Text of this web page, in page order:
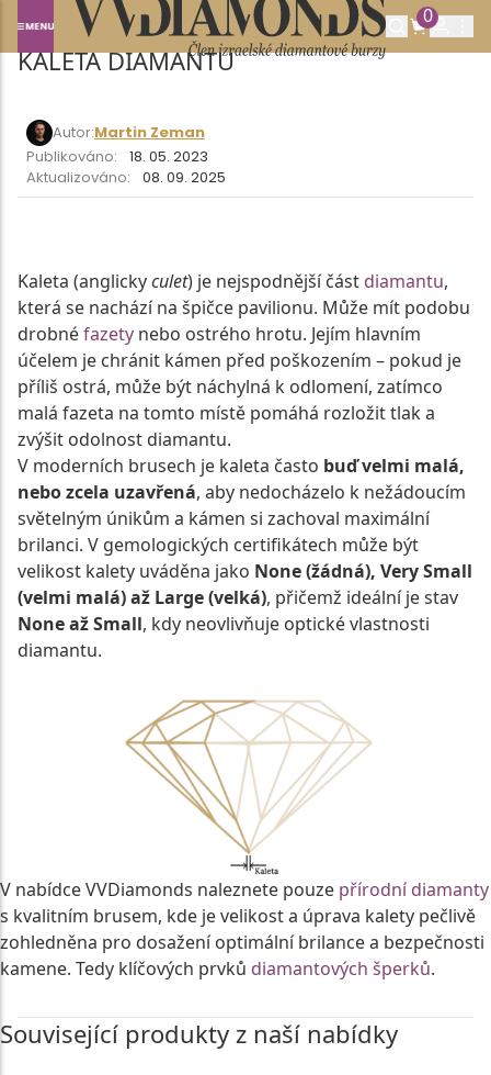
0
Domů SLOVNÍK POJMŮ KALETA DIAMANTU
KALETA DIAMANTU
Autor:Martin Zeman
Publikováno:
18. 05. 2023
Aktualizováno:
08. 09. 2025
Kaleta (anglickyculet) je nejspodnější část diamantu,
která se nachází na špičce pavilionu. Může mít podobu
drobnéfazety nebo ostrého hrotu. Jejím hlavním
účelem je chránit kámen před poškozením – pokud je
příliš ostrá, může být náchylná k odlomení, zatímco
malá fazeta na tomto místě pomáhá rozložit tlak a
zvýšit odolnost diamantu.
V moderních brusech je kaleta často buď velmi malá,
nebo zcela uzavřená, aby nedocházelo k nežádoucím
světelným únikům a kámen si zachoval maximální
brilanci. V gemologických certifikátech může být
velikost kalety uváděna jako None (žádná), Very Small
(velmi malá) až Large (velká), přičemž ideální je stav
None až Small, kdy neovlivňuje optické vlastnosti
diamantu.
V nabídce VVDiamonds naleznete pouze přírodní diamanty
s kvalitním brusem, kde je velikost a úprava kalety pečlivě
zohledněna pro dosažení optimální brilance a bezpečnosti
kamene. Tedy klíčových prvků diamantových šperků.
Související produkty z naší nabídky